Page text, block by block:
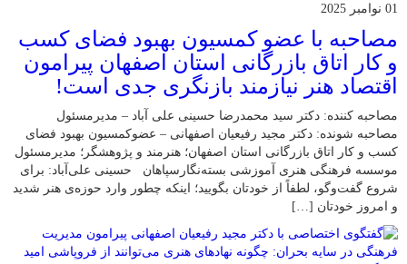
01 نوامبر 2025
مصاحبه با عضو کمسیون بهبود فضای کسب
و کار اتاق بازرگانی استان اصفهان پیرامون
اقتصاد هنر نیازمند بازنگری جدی است!
مصاحبه کننده: دکتر سید محمدرضا حسینی علی آباد – مدیرمسئول
مصاحبه شونده: دکتر مجید رفیعیان اصفهانی – عضوکمسیون بهبود فضای
کسب و کار اتاق بازرگانی استان اصفهان؛ هنرمند و پژوهشگر؛ ‌مدیرمسئول
موسسه فرهنگی هنری آموزشی بسته‌نگارسپاهان حسینی علی‌آباد: برای
شروع گفت‌وگو، لطفاً از خودتان بگویید؛ اینکه چطور وارد حوزه‌ی هنر شدید
و امروز خودتان […]